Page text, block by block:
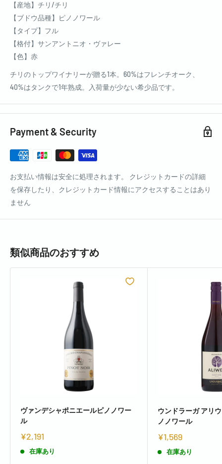
【産地】チリ/チリ
【ブドウ品種】ピノノワール
【タイプ】フル
【格付】サンアントニオ・ヴァレー
【色】赤
チリのトップワイナリーが贈る1本。60%はフレンチオーク、
40%はタンクで1年熟成。入荷量が少ない希少品です。
Payment & Security
お支払い情報は安全に処理されます。 クレジットカードの詳細
を保存したり、クレジットカード情報にアクセスすることはあり
ません
類似商品のおすすめ
ヴァンデシャポニエールピノノワー
ル
¥2,191
在庫あり
ウンドラーガ アリ
ノノワール
¥1,569
在庫あり